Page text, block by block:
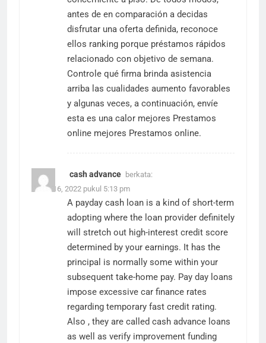
antes de en comparación a decidas
disfrutar una oferta definida, reconoce
ellos ranking porque préstamos rápidos
relacionado con objetivo de semana.
Controle qué firma brinda asistencia
arriba las cualidades aumento favorables
y algunas veces, a continuación, envíe
esta es una calor mejores Prestamos
online mejores Prestamos online.
cash advance berkata:
Maret 16, 2022 pukul 5:13 pm
A payday cash loan is a kind of short-term
adopting where the loan provider definitely
will stretch out high-interest credit score
determined by your earnings. It has the
principal is normally some within your
subsequent take-home pay. Pay day loans
impose excessive car finance rates
regarding temporary fast credit rating.
Also , they are called cash advance loans
as well as verify improvement funding